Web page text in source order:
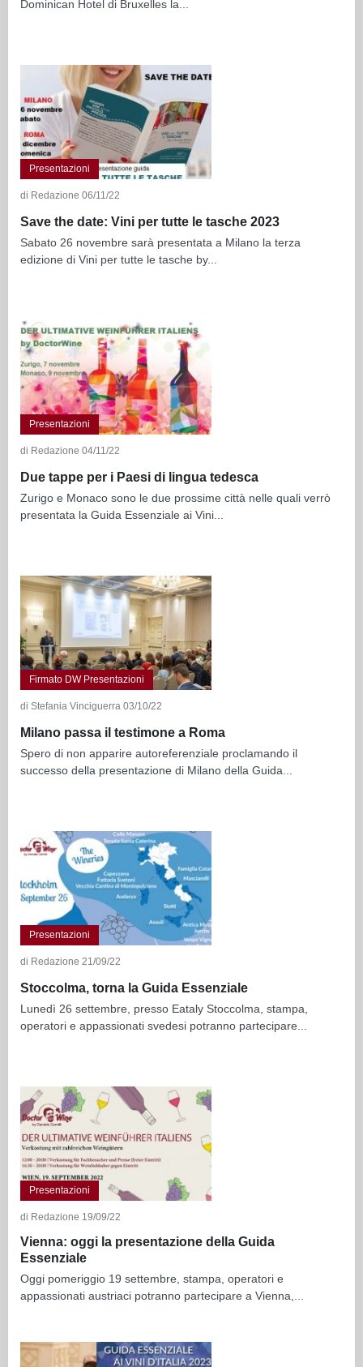
Dominican Hotel di Bruxelles la...
Presentazioni
di Redazione 06/11/22
Save the date: Vini per tutte le tasche 2023
Sabato 26 novembre sarà presentata a Milano la terza
edizione di Vini per tutte le tasche by...
Presentazioni
di Redazione 04/11/22
Due tappe per i Paesi di lingua tedesca
Zurigo e Monaco sono le due prossime città nelle quali verrò
presentata la Guida Essenziale ai Vini...
Firmato DW Presentazioni
di Stefania Vinciguerra 03/10/22
Milano passa il testimone a Roma
Spero di non apparire autoreferenziale proclamando il
successo della presentazione di Milano della Guida...
Presentazioni
di Redazione 21/09/22
Stoccolma, torna la Guida Essenziale
Lunedì 26 settembre, presso Eataly Stoccolma, stampa,
operatori e appassionati svedesi potranno partecipare...
Presentazioni
di Redazione 19/09/22
Vienna: oggi la presentazione della Guida
Essenziale
Oggi pomeriggio 19 settembre, stampa, operatori e
appassionati austriaci potranno partecipare a Vienna,...